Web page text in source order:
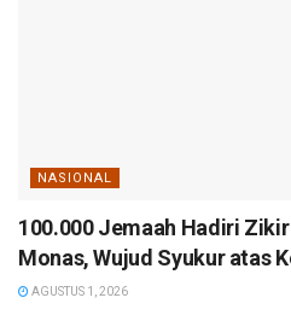
NASIONAL
100.000 Jemaah Hadiri
Monas, Wujud Syukur atas
AGUSTUS 1, 2026